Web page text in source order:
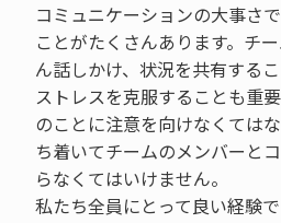
コミュニケーションの大事さ
ことがたくさんあります。チ
ん話しかけ、状況を共有する
ストレスを克服することも重
のことに注意を向けなくては
ち着いてチームのメンバーと
らなくてはいけません。
私たち全員にとって良い経験